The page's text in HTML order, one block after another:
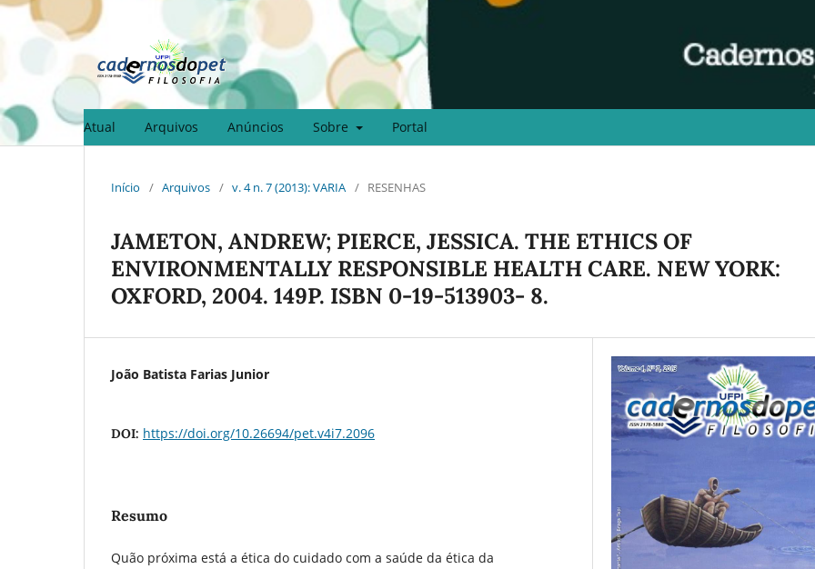
Atual Arquivos Anúncios Sobre Portal
Início / Arquivos / v. 4 n. 7 (2013): VARIA / RESENHAS
JAMETON, ANDREW; PIERCE, JESSICA. THE ETHICS OF
ENVIRONMENTALLY RESPONSIBLE HEALTH CARE. NEW YORK:
OXFORD, 2004. 149P. ISBN 0-19-513903- 8.
João Batista Farias Junior
DOI: https://doi.org/10.26694/pet.v4i7.2096
Resumo
Quão próxima está a ética do cuidado com a saúde da ética da